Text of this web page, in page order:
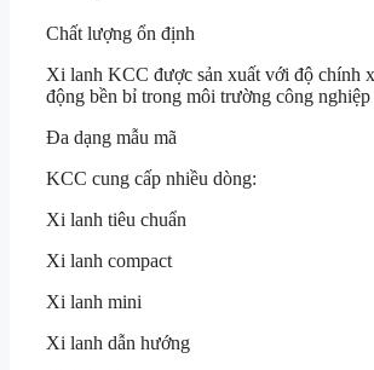
Chất lượng ổn định
Xi lanh KCC được sản xuất với độ chính
động bền bỉ trong môi trường công nghiệp
Đa dạng mẫu mã
KCC cung cấp nhiều dòng:
Xi lanh tiêu chuẩn
Xi lanh compact
Xi lanh mini
Xi lanh dẫn hướng